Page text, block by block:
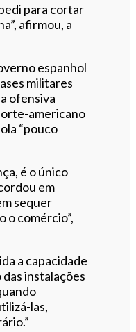
para cortar
afirmou, a
espanhol
militares
ofensiva
americano
“pouco
é o único
em
sequer
o comércio”,
a capacidade
instalações
las,